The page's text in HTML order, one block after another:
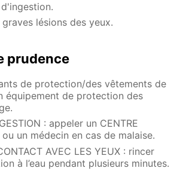
lésions des yeux.
prudence
de protection/des vêtements de
équipement de protection des
: appeler un CENTRE
ou un médecin en cas de malaise.
AVEC LES YEUX : rincer
à l’eau pendant plusieurs minutes.